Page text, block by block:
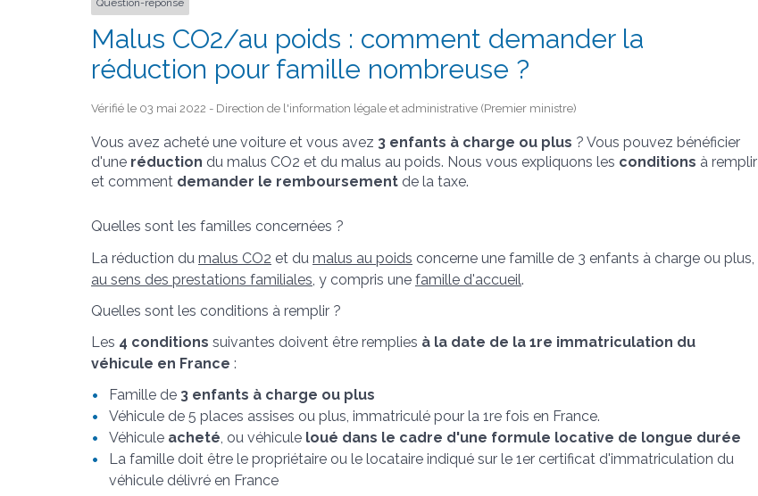
Question-réponse
Malus CO2/au poids : comment demander la
réduction pour famille nombreuse ?
Vérifié le 03 mai 2022 - Direction de l'information légale et administrative (Premier ministre)
Vous avez acheté une voiture et vous avez 3 enfants à charge ou plus ? Vous pouvez bénéficier
d'une réduction du malus CO2 et du malus au poids. Nous vous expliquons les conditions à remplir
et comment demander le remboursement de la taxe.
Quelles sont les familles concernées ?
La réduction du malus CO2 et du malus au poids concerne une famille de 3 enfants à charge ou plus,
au sens des prestations familiales , y compris une famille d'accueil.
Quelles sont les conditions à remplir ?
Les 4 conditions suivantes doivent être remplies à la date de la 1re immatriculation du
véhicule en France :
Famille de 3 enfants à charge ou plus
Véhicule de 5 places assises ou plus, immatriculé pour la 1re fois en France.
Véhicule acheté, ou véhicule loué dans le cadre d'une formule locative de longue durée
La famille doit être le propriétaire ou le locataire indiqué sur le 1er certificat d'immatriculation du
véhicule délivré en France